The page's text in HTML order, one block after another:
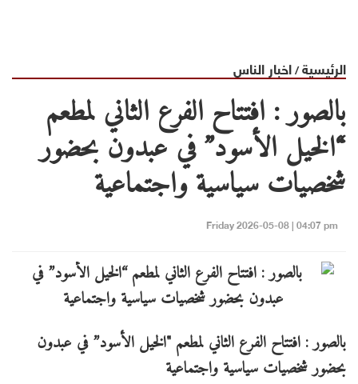
الرئيسية/اخبار الناس
بالصور : افتتاح الفرع الثاني لمطعم
“الخيل الأسود” في عبدون بحضور
شخصيات سياسية واجتماعية
Friday 2026-05-08 | 04:07 pm
بالصور : افتتاح الفرع الثاني لمطعم "الخيل الأسود” في عبدون
بحضور شخصيات سياسية واجتماعية